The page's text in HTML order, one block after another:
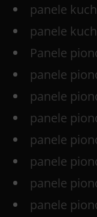
panele
panele
Panele
panele
panele
panele
panele
panele
panele
panele